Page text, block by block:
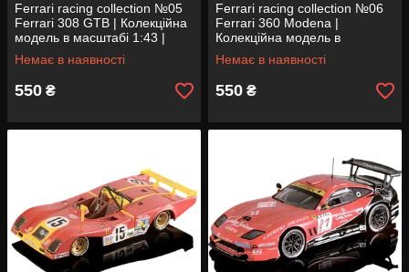
Ferrari racing collection №05
Ferrari 308 GTB | Колекційна
модель в масштабі 1:43 |
Centauria
Немає в наявності
550 ₴
Ferrari racing collection №06
Ferrari 360 Modena |
Колекційна модель в
масштабі 1:43 | Centauria
Немає в наявності
550 ₴